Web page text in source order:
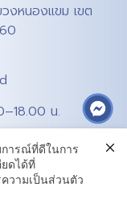
งหนองแขม เขต
น.
ารณ์ที่ดีในการ
ดได้ที่
วามเป็นส่วนตัว